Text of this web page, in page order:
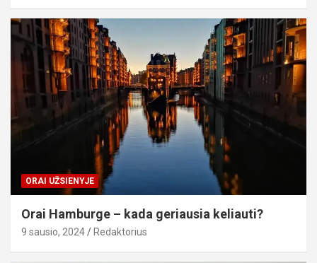
ORAI UŽSIENYJE
Orai Hamburge – kada geriausia keliauti?
9 sausio, 2024 Redaktorius